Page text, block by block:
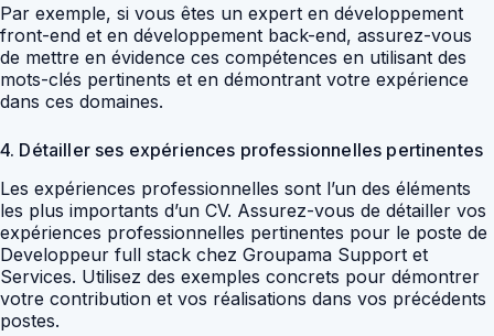
Par exemple, si vous êtes un expert en développement
front-end et en développement back-end, assurez-vous
de mettre en évidence ces compétences en utilisant des
mots-clés pertinents et en démontrant votre expérience
dans ces domaines.
4. Détailler ses expériences professionnelles pertinentes
Les expériences professionnelles sont l’un des éléments
les plus importants d’un CV. Assurez-vous de détailler vos
expériences professionnelles pertinentes pour le poste de
Developpeur full stack chez Groupama Support et
Services. Utilisez des exemples concrets pour démontrer
votre contribution et vos réalisations dans vos précédents
postes.